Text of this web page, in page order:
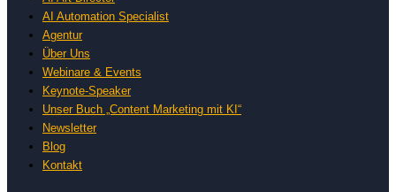
AI Automation Specialist
Agentur
Über Uns
Webinare & Events
Keynote-Speaker
Unser Buch „Content Marketing mit KI“
Newsletter
Blog
Kontakt